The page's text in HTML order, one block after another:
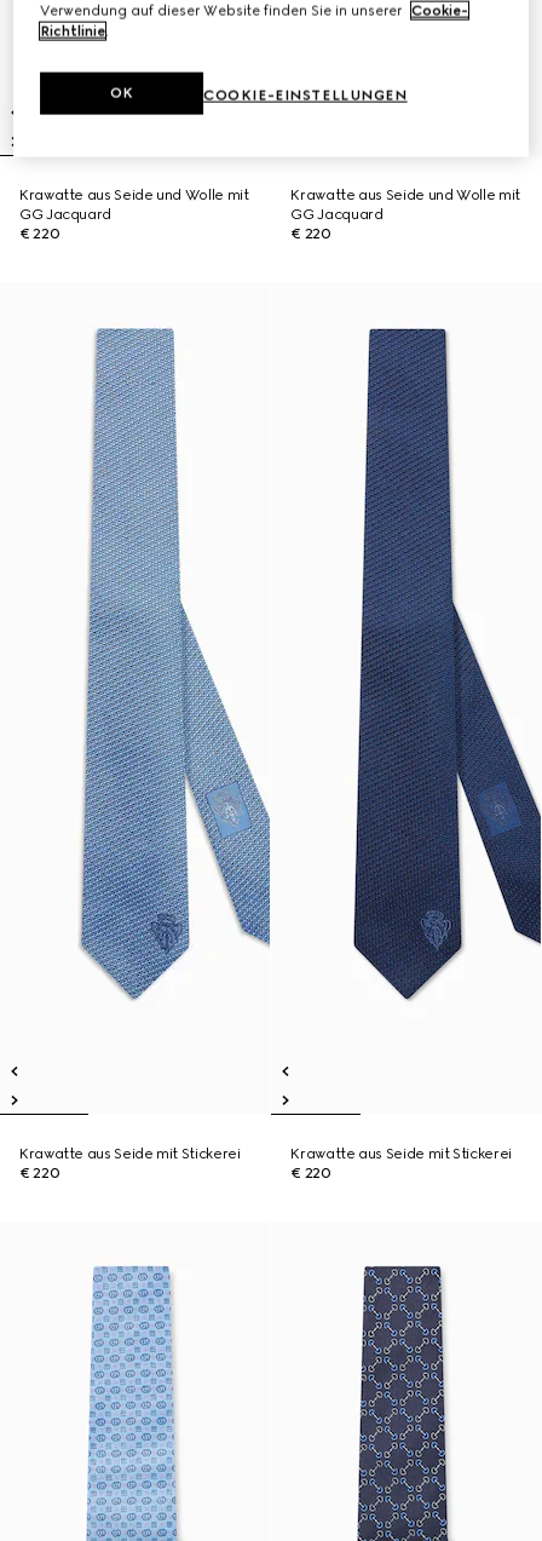
Krawatte aus Seide und Wolle mit
GG Jacquard
€ 220
Krawatte aus Seide und Wolle mit
GG Jacquard
€ 220
Krawatte aus Seide mit Stickerei
€ 220
Krawatte aus Seide mit Stickerei
€ 220
Verwendung auf dieser Website finden Sie in unserer Cookie-
Richtlinie.
COOKIE-EINSTELLUNGEN
OK